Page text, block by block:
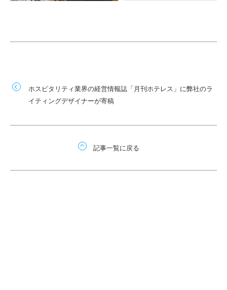
ホスピタリティ業界の経営情報誌「月刊ホテレス」に弊社のラ
イティングデザイナーが寄稿
記事一覧に戻る